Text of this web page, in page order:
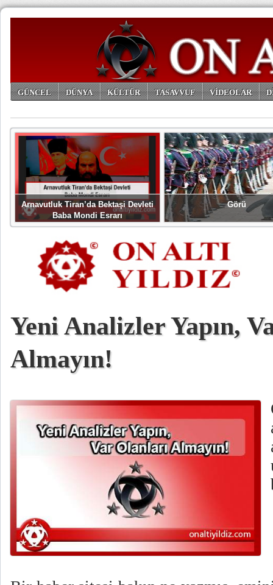
GÜNCEL DÜNYA KÜLTÜR TASAVVUF VİDEOLAR
Arnavutluk Tiran’da Bektaşi Devleti
Baba Mondi Esrarı
Görü
Yeni Analizler Yapın,
Almayın!